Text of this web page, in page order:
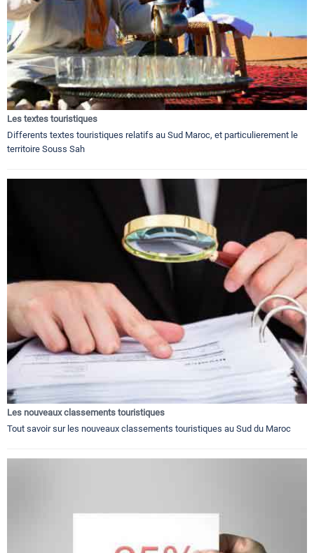
Les textes touristiques
Differents textes touristiques relatifs au Sud Maroc, et particulierement le
territoire Souss Sah
Les nouveaux classements touristiques
Tout savoir sur les nouveaux classements touristiques au Sud du Maroc